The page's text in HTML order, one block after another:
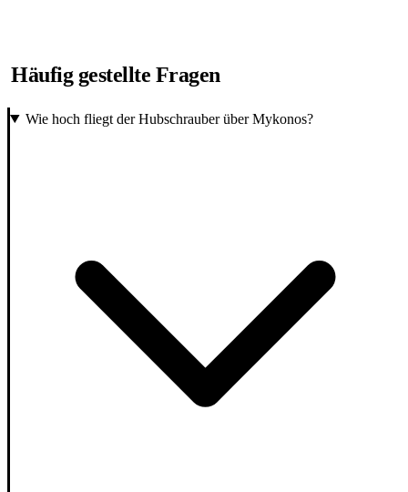
Häufig gestellte Fragen
Wie hoch fliegt der Hubschrauber über Mykonos?